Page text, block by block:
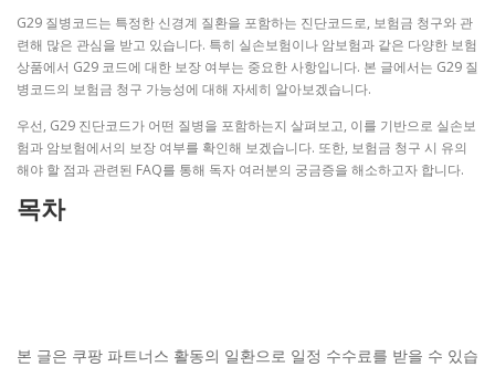
G29 질병코드는 특정한 신경계 질환을 포함하는 진단코드로, 보험금 청구와 관
련해 많은 관심을 받고 있습니다. 특히 실손보험이나 암보험과 같은 다양한 보험
상품에서 G29 코드에 대한 보장 여부는 중요한 사항입니다. 본 글에서는 G29 질
병코드의 보험금 청구 가능성에 대해 자세히 알아보겠습니다.
우선, G29 진단코드가 어떤 질병을 포함하는지 살펴보고, 이를 기반으로 실손보
험과 암보험에서의 보장 여부를 확인해 보겠습니다. 또한, 보험금 청구 시 유의
해야 할 점과 관련된 FAQ를 통해 독자 여러분의 궁금증을 해소하고자 합니다.
목차
본 글은 쿠팡 파트너스 활동의 일환으로 일정 수수료를 받을 수 있습